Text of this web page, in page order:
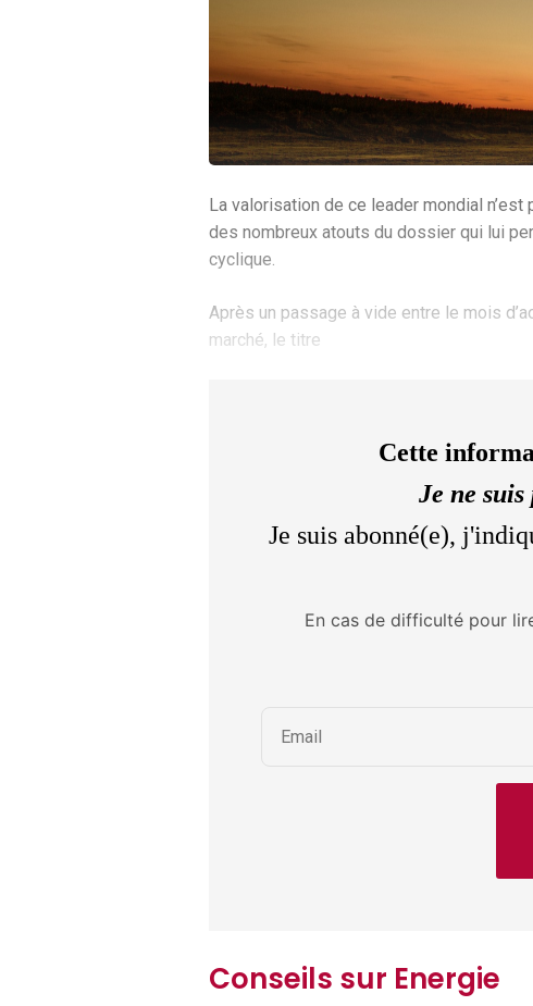
La valorisation de ce leader mondial
des nombreux atouts du dossier qui lui
cyclique.
Après un passage à vide entre le mois
marché, le titre
Cette
Je ne suis
Je suis abonné(e),
En cas de difficulté pour
Conseils sur Energie